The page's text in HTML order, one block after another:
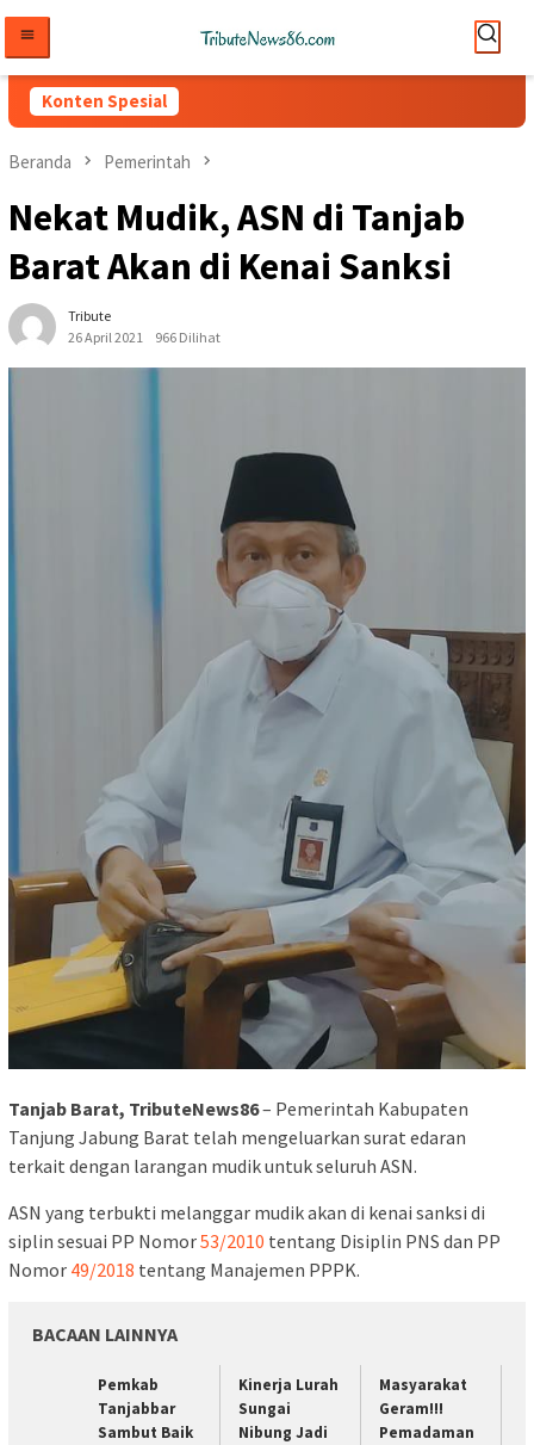
konten
Konten Spesial
Beranda Pemerintah
Nekat Mudik, ASN di Tanjab
Barat Akan di Kenai Sanksi
Tribute
26 April 2021
966 Dilihat
Tanjab Barat, TributeNews86– Pemerintah Kabupaten
Tanjung Jabung Barat telah mengeluarkan surat edaran
terkait dengan larangan mudik untuk seluruh ASN.
ASN yang terbukti melanggar mudik akan di kenai sanksi di
siplin sesuai PP Nomor53/2010 tentang Disiplin PNS dan PP
Nomor 49/2018 tentang Manajemen PPPK.
BACAAN LAINNYA
Pemkab
Tanjabbar
Sambut Baik
Kinerja Lurah
Sungai
Nibung Jadi
Masyarakat
Geram!!!
Pemadaman